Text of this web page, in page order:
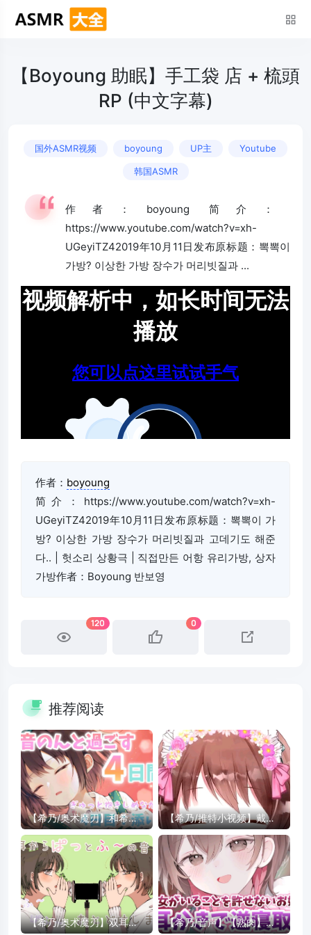
【Boyoung 助眠】手工袋 店 + 梳頭
RP (中文字幕)
国外ASMR视频 boyoung UP主 Youtube
韩国ASMR
作者：boyoung 简介：
https://www.youtube.com/watch?v=xh-
UGeyiTZ42019年10月11日发布原标题：뽁뽁이
가방? 이상한 가방 장수가 머리빗질과 ...
作者： boyoung
简介：https://www.youtube.com/watch?v=xh-
UGeyiTZ42019年10月11日发布原标题：뽁뽁이 가
방? 이상한 가방 장수가 머리빗질과 고데기도 해준
다.. | 헛소리 상황극 | 직접만든 어항 유리가방, 상자
가방作者：Boyoung 반보영
120 0
推荐阅读
【希乃/奥术魔刃】和希乃
度过的第四天【Day4.近距
离陪睡】
【希乃/推特小视频】戴戴
戴戴上了可爱的的发箍
【希乃/奥术魔刃】双耳的
【希乃/音声】【熟肉】通